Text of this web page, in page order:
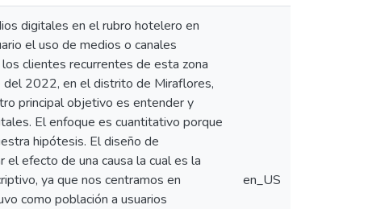
digitales en el rubro hotelero en
el uso de medios o canales
clientes recurrentes de esta zona
del 2022, en el distrito de Miraflores,
principal objetivo es entender y
El enfoque es cuantitativo porque
hipótesis. El diseño de
efecto de una causa la cual es la
ya que nos centramos en
como población a usuarios
en_US